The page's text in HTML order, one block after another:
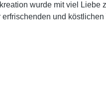
wurde mit viel Liebe
und köstlichen